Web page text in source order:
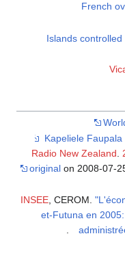
French
Islands
Radio New Zealand
original on 2008-07-
INSEE , CEROM.
et-Futuna en